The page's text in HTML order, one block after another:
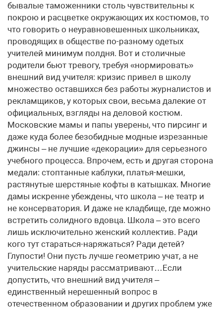
бывалые таможенники столь чувствительны к
покрою и расцветке окружающих их костюмов, то
что говорить о неуравновешенных школьниках,
проводящих в обществе по-разному одетых
учителей минимум полдня. Вот и столичные
родители бьют тревогу, требуя «нормировать»
внешний вид учителя: кризис привел в школу
множество оставшихся без работы журналистов и
рекламщиков, у которых свои, весьма далекие от
официальных, взгляды на деловой костюм.
Московские мамы и папы уверены, что пирсинг и
даже куда более безобидные модные изрезанные
джинсы – не лучшие «декорации» для серьезного
учебного процесса. Впрочем, есть и другая сторона
медали: стоптанные каблуки, платья-мешки,
растянутые шерстяные кофты в катышках. Многие
дамы искренне убеждены, что школа – не театр и
не консерватория. И даже не кладбище, где можно
встретить солидного вдовца. Школа – это всего
лишь исключительно женский коллектив. Ради
кого тут стараться-наряжаться? Ради детей?
Глупости! Они пусть лучше геометрию учат, а не
учительские наряды рассматривают…Если
допустить, что внешний вид учителя –
единственный нерешенный вопрос в
отечественном образовании и других проблем уже